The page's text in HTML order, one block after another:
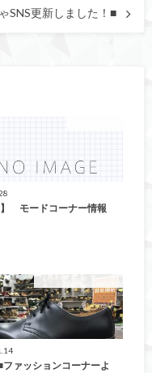
SNS更新しました！■
】 モードコーナー情報
ァッションコーナーよ